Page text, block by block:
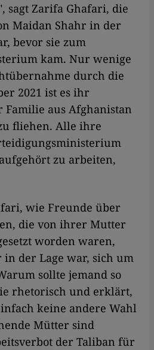
sagt Zarifa Ghafari, die
Maidan Shahr in der
bevor sie zum
kam. Nur wenige
durch die
2021 ist es ihr
aus Afghanistan
fliehen. Alle ihre
zu arbeiten,
wie Freunde über
die von ihrer Mutter
worden waren,
der Lage war, sich um
sollte jemand so
rhetorisch und erklärt,
keine andere Wahl
Mütter sind
der Taliban für